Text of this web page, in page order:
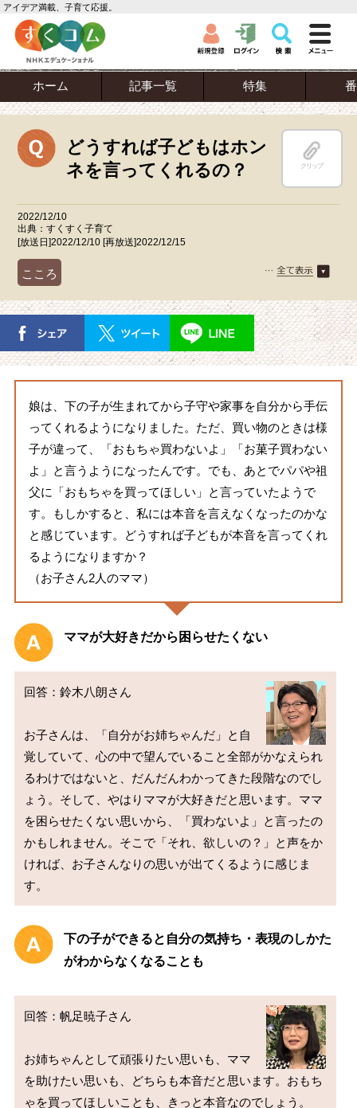
アイデア満載、子育て応援。
ホーム 記事一覧 特集
どうすれば子どもはホン
ネを言ってくれるの？
クリップ
2022/12/10
出典：すくすく子育て
[放送日]2022/12/10 [再放送]2022/12/15
こころ
娘は、下の子が生まれてから子守や家事を自分から手伝
ってくれるようになりました。ただ、買い物のときは様
子が違って、「おもちゃ買わないよ」「お菓子買わない
よ」と言うようになったんです。でも、あとでパパや祖
父に「おもちゃを買ってほしい」と言っていたようで
す。もしかすると、私には本音を言えなくなったのかな
と感じています。どうすれば子どもが本音を言ってくれ
るようになりますか？
（お子さん2人のママ）
ママが大好きだから困らせたくない
回答：鈴木八朗さん
お子さんは、「自分がお姉ちゃんだ」と自
覚していて、心の中で望んでいること全部がかなえられ
るわけではないと、だんだんわかってきた段階なのでし
ょう。そして、やはりママが大好きだと思います。ママ
を困らせたくない思いから、「買わないよ」と言ったの
かもしれません。そこで「それ、欲しいの？」と声をか
ければ、お子さんなりの思いが出てくるように感じま
下の子ができると自分の気持ち・表現のしかた
がわからなくなることも
回答：帆足暁子さん
お姉ちゃんとして頑張りたい思いも、ママ
を助けたい思いも、どちらも本音だと思います。おもち
ゃを買ってほしいことも、きっと本音なのでしょう。